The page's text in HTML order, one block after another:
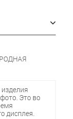
изделия
Это во
дисплея.